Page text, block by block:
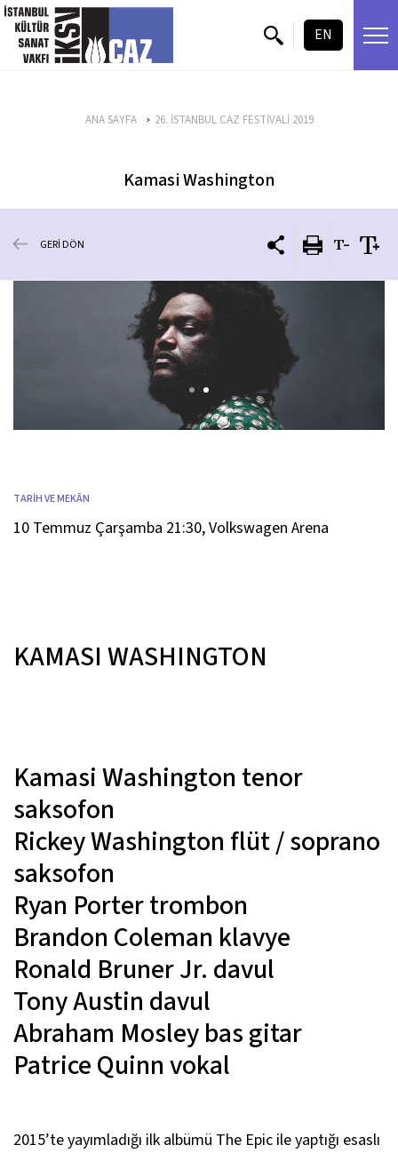
içeriği atla
EN
ANA SAYFA 26. İSTANBUL CAZ FESTİVALİ 2019
Kamasi Washington
GERİ DÖN
TARİH VE MEKÂN
10 Temmuz Çarşamba 21:30,Volkswagen Arena
KAMASI WASHINGTON
Kamasi Washington tenor
saksofon
Rickey Washington flüt / soprano
saksofon
Ryan Portertrombon
Brandon Coleman klavye
Ronald Bruner Jr. davul
Tony Austin davul
Abraham Mosleybas gitar
Patrice Quinnvokal
2015’te yayımladığı ilk albümü The Epic ile yaptığı esaslı